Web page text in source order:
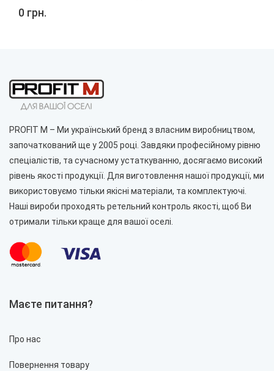
0 грн.
PROFIT M – Ми український бренд з власним виробництвом,
започаткований ще у 2005 році. Завдяки професійному рівню
спеціалістів, та сучасному устаткуванню, досягаємо високий
рівень якості продукції. Для виготовлення нашої продукції, ми
використовуємо тільки якісні матеріали, та комплектуючі.
Наші вироби проходять ретельний контроль якості, щоб Ви
отримали тільки краще для вашої оселі.
Маєте питання?
Про нас
Повернення товару